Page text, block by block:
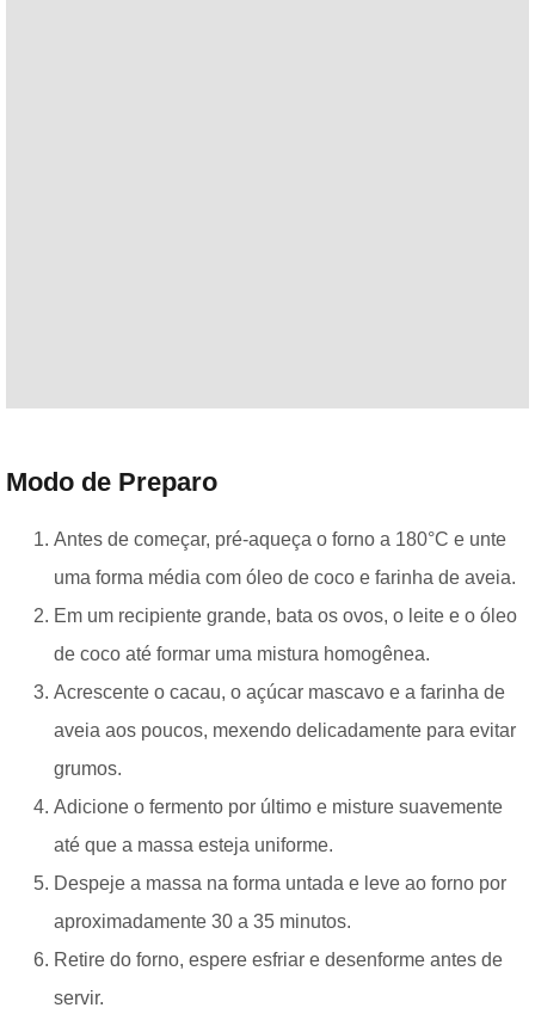
Modo de Preparo
Antes de começar, pré-aqueça o forno a 180°C e unte
uma forma média com óleo de coco e farinha de aveia.
Em um recipiente grande, bata os ovos, o leite e o óleo
de coco até formar uma mistura homogênea.
Acrescente o cacau, o açúcar mascavo e a farinha de
aveia aos poucos, mexendo delicadamente para evitar
grumos.
Adicione o fermento por último e misture suavemente
até que a massa esteja uniforme.
Despeje a massa na forma untada e leve ao forno por
aproximadamente 30 a 35 minutos.
Retire do forno, espere esfriar e desenforme antes de
servir.